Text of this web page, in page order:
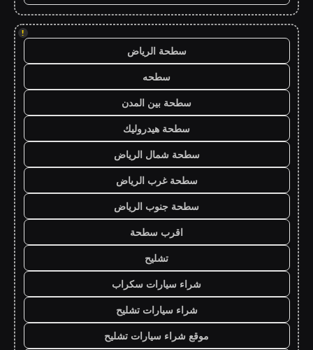
!
سطحة الرياض
سطحه
سطحة بين المدن
سطحة هيدروليك
سطحة شمال الرياض
سطحة غرب الرياض
سطحة جنوب الرياض
اقرب سطحة
تشليح
شراء سيارات سكراب
شراء سيارات تشليح
موقع شراء سيارات تشليح